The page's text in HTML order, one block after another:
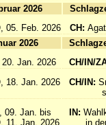
2026
05. Feb. 2026
CH:
2026
20. Jan. 2026
CH/IN/
18. Jan. 2026
CH/IN:
sind
09. Jan. bis
11. Jan. 2026
IN:
in der